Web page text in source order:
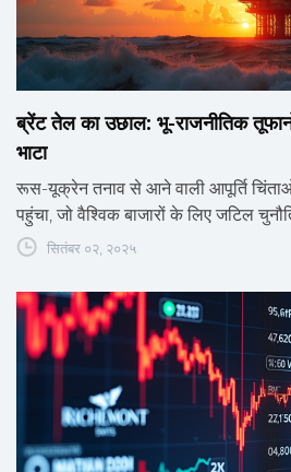
ब्रेंट तेल का उछाल: भू-राजनीतिक
भाटा
रूस-यूक्रेन तनाव से आने वाली आपूर्ति
पहुंचा, जो वैश्विक बाजारों के लिए जटिल
सितंबर ०२, २०२५